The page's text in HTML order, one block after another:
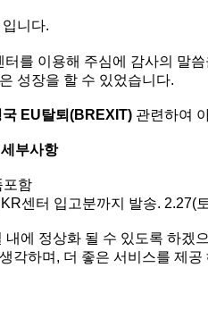
니다.
를 이용해 주심에 감사의 말
성장을 할 수 있었습니다.
국 EU탈퇴(BREXIT) 관련하여
부사항
포함
센터 입고분까지 발송. 2.27(
내에 정상화 될 수 있도록 하겠
각하며, 더 좋은 서비스를 제